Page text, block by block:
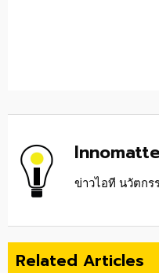
ข่าวไอที นวัตกร
Related Articles